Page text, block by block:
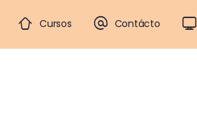
Cursos Contácto